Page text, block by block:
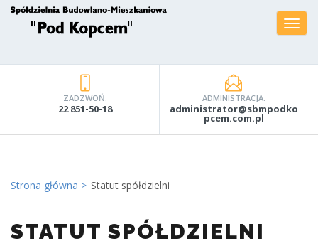
ZADZWOŃ:
22 851-50-18
ADMINISTRACJA:
administrator@sbmpodko
pcem.com.pl
Strona główna Statut spółdzielni
STATUT SPÓŁDZIELNI